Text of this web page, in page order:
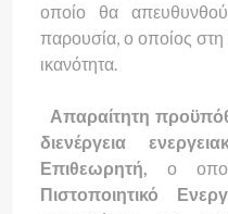
οποίο θα
παρουσία, ο οποίος στη
ικανότητα.
Απαραίτητη
διενέργεια
Επιθεωρητή, ο
Πιστοποιητικό